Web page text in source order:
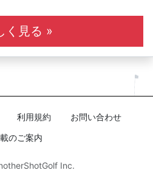
く見る »
利用規約
お問い合わせ
のご案内
Inc.